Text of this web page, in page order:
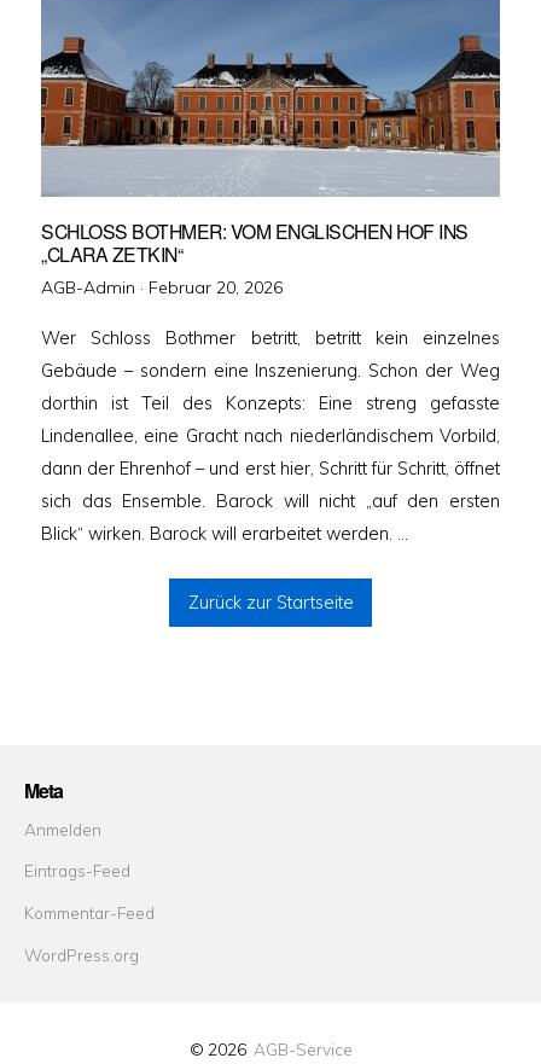
SCHLOSS BOTHMER: VOM ENGLISCHEN HOF INS
„CLARA ZETKIN“
AGB-Admin · Veröffentlicht
Februar 20, 2026
Wer Schloss Bothmer betritt, betritt kein einzelnes
Gebäude – sondern eine Inszenierung. Schon der Weg
dorthin ist Teil des Konzepts: Eine streng gefasste
Lindenallee, eine Gracht nach niederländischem Vorbild,
dann der Ehrenhof – und erst hier, Schritt für Schritt, öffnet
sich das Ensemble. Barock will nicht „auf den ersten
Blick“ wirken. Barock will erarbeitet werden. …
Zurück zur Startseite
Meta
Anmelden
Eintrags-Feed
Kommentar-Feed
WordPress.org
© 2026 AGB-Service